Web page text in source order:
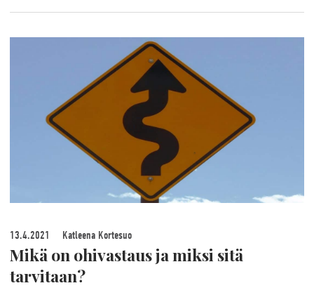
13.4.2021 Katleena Kortesuo
Mikä on ohivastaus ja miksi sitä
tarvitaan?